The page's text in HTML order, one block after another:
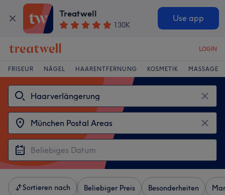
Treatwell
130K
Use app
LOGIN
FRISEUR NÄGEL HAARENTFERNUNG KOSMETIK MASSAGE
Sortieren nach Beliebiger Preis Besonderheiten